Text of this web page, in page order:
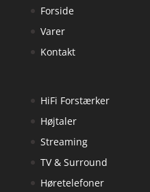
Forside
Varer
Kontakt
HiFi Forstærker
Højtaler
Streaming
TV & Surround
Høretelefoner